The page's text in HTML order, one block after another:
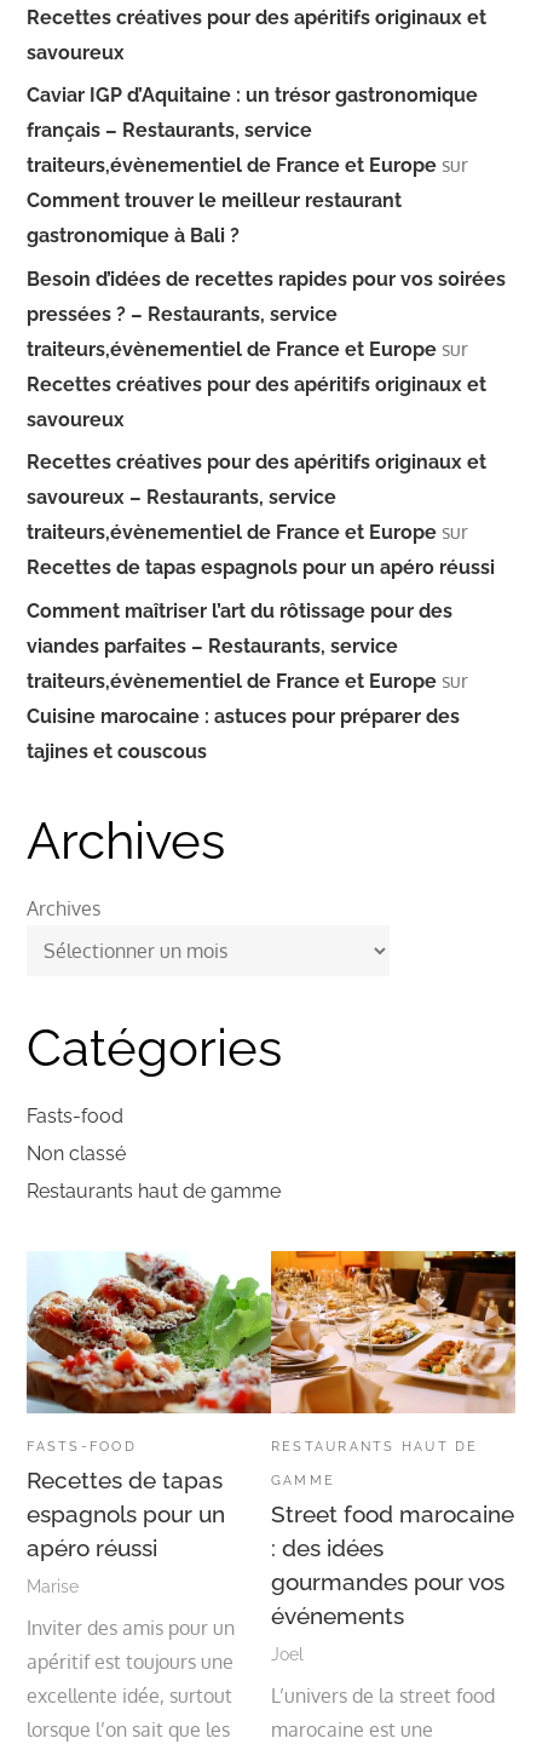
Recettes créatives pour des apéritifs originaux et
savoureux
Caviar IGP d’Aquitaine : un trésor gastronomique
français – Restaurants, service
traiteurs,évènementiel de France et Europe sur
Comment trouver le meilleur restaurant
gastronomique à Bali ?
Besoin d’idées de recettes rapides pour vos soirées
pressées ? – Restaurants, service
traiteurs,évènementiel de France et Europe sur
Recettes créatives pour des apéritifs originaux et
savoureux
Recettes créatives pour des apéritifs originaux et
savoureux – Restaurants, service
traiteurs,évènementiel de France et Europe sur
Recettes de tapas espagnols pour un apéro réussi
Comment maîtriser l’art du rôtissage pour des
viandes parfaites – Restaurants, service
traiteurs,évènementiel de France et Europe sur
Cuisine marocaine : astuces pour préparer des
tajines et couscous
Archives
Archives
Catégories
Fasts-food
Non classé
Restaurants haut de gamme
FASTS-FOOD
Recettes de tapas
espagnols pour un
apéro réussi
Marise
Inviter des amis pour un
apéritif est toujours une
excellente idée, surtout
lorsque l’on sait que les
RESTAURANTS HAUT DE
GAMME
Street food marocaine
: des idées
gourmandes pour vos
événements
Joel
L’univers de la street food
marocaine est une